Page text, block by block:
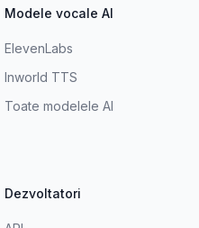
Modele vocale AI
ElevenLabs
Inworld TTS
Toate modelele AI
Dezvoltatori